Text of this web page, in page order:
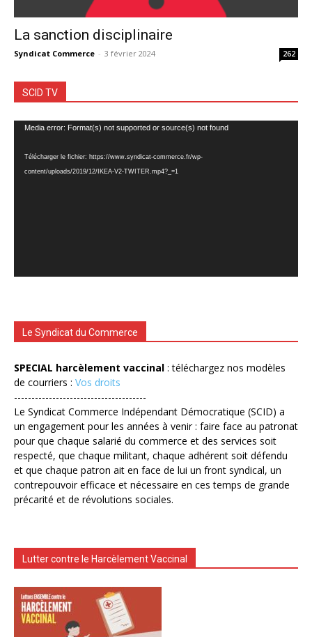
La sanction disciplinaire
Syndicat Commerce - 3 février 2024 262
SCID TV
Lecteur
Media error: Format(s) not supported or source(s) not found
Télécharger le fichier: https://www.syndicat-commerce.fr/wp-
content/uploads/2019/12/IKEA-V2-TWITER.mp4?_=1
Le Syndicat du Commerce
SPECIAL harcèlement vaccinal : téléchargez nos modèles
de courriers : Vos droits
--------------------------------------
Le Syndicat Commerce Indépendant Démocratique (SCID) a
un engagement pour les années à venir : faire face au patronat
pour que chaque salarié du commerce et des services soit
respecté, que chaque militant, chaque adhérent soit défendu
et que chaque patron ait en face de lui un front syndical, un
contrepouvoir efficace et nécessaire en ces temps de grande
précarité et de révolutions sociales.
Lutter contre le Harcèlement Vaccinal